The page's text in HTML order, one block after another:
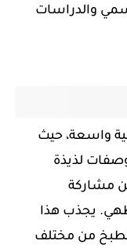
والدراسات
واسعة، حيث
لذيذة
مشاركة
يجذب هذا
من مختلف